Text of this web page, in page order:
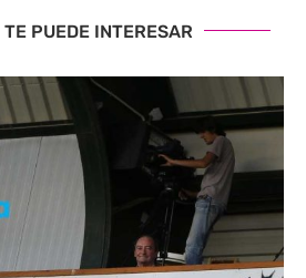
PUEDE INTERESAR